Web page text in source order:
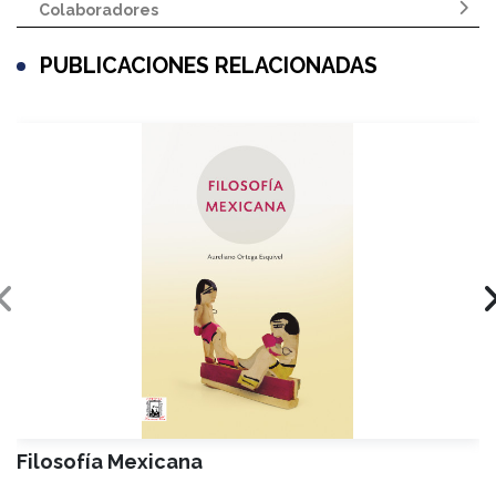
Colaboradores
PUBLICACIONES RELACIONADAS
Filosofía Mexicana